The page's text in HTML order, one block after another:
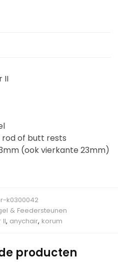
II
of butt rests
(ook vierkante 23mm)
k0300042
& Feedersteunen
, anychair, korum
producten